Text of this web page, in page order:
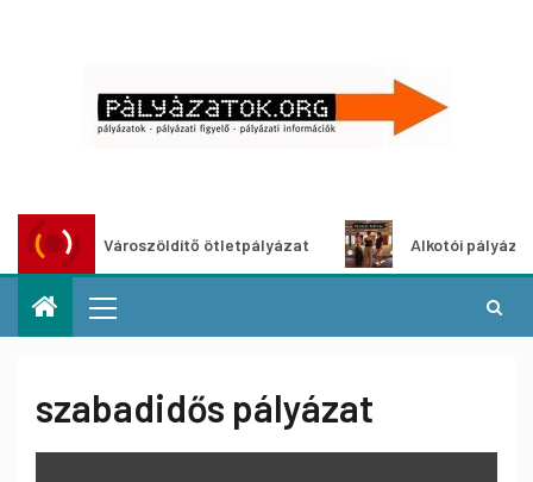
Városzöldítő ötletpályázat Alkotói pályázat
szabadidős pályázat